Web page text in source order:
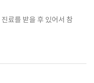
료를 받을 후 있어서 참